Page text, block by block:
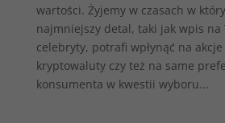
wartości. Żyjemy w czasach w
najmniejszy detal, taki jak wpis na
celebryty, potrafi wpłynąć na akcje
kryptowaluty czy też na same
konsumenta w kwestii wyboru...